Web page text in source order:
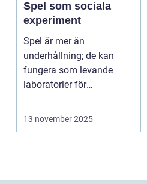
Spel som sociala
experiment
Spel är mer än
underhållning; de kan
fungera som levande
laboratorier för
13 november 2025